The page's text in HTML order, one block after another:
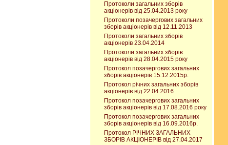
Протоколи загальних зборів
акціонерів від 25.04.2013 року
Протоколи позачергових загальних
зборів акціонерів від 12.11.2013
Протоколи загальних зборів
акціонерів 23.04.2014
Протоколи загальних зборів
акціонерів від 28.04.2015 року
Протокол позачергових загальних
зборів акціонерів 15.12.2015р.
Протокол річних загальних зборів
акціонерів від 22.04.2016
Протокол позачергових загальних
зборів акціонерів від 17.08.2016 року
Протокол позачергових загальних
зборів акціонерів від 16.09.2016р.
Протокол РІЧНИХ ЗАГАЛЬНИХ
ЗБОРІВ АКЦІОНЕРІВ від 27.04.2017